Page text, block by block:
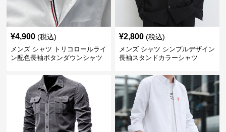
¥4,900 (税込)
メンズ シャツ トリコロールライ
ン配色長袖ボタンダウンシャツ
¥2,800 (税込)
メンズ シャツ シンプルデザイン
長袖スタンドカラーシャツ